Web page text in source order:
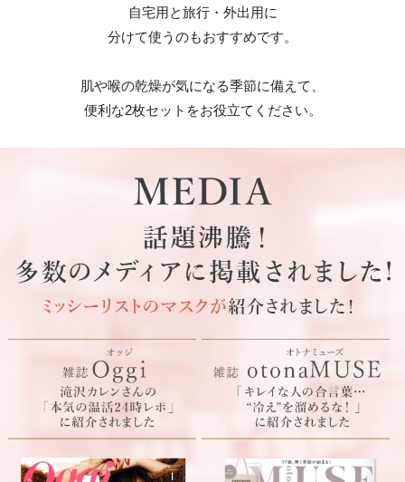
自宅用と旅行・外出用に
分けて使うのもおすすめです。
肌や喉の乾燥が気になる季節に備えて、
便利な2枚セットをお役立てください。